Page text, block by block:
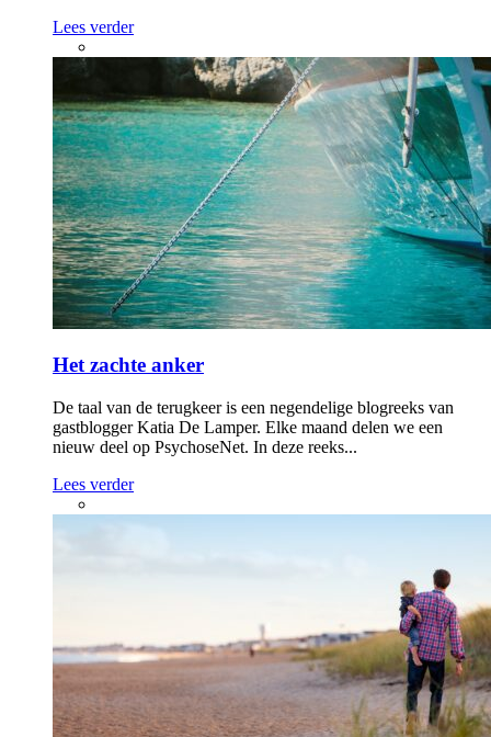
Lees verder
Het zachte anker
De taal van de terugkeer is een negendelige blogreeks van
gastblogger Katia De Lamper. Elke maand delen we een
nieuw deel op PsychoseNet. In deze reeks...
Lees verder